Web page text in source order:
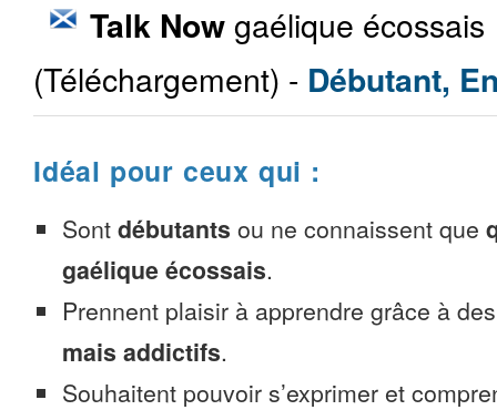
Talk Nowgaélique écossais
(Téléchargement) - Débutant,
Idéal pour ceux qui :
Sont débutants ou ne connaissent que
gaélique écossais.
Prennent plaisir à apprendre grâce à
mais addictifs.
Souhaitent pouvoir s’exprimer et